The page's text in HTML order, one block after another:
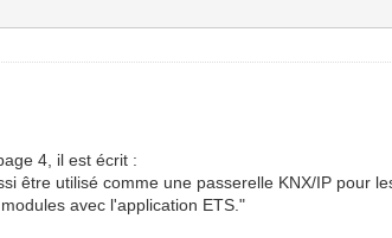
4, il est écrit :
être utilisé comme une passerelle KNX/IP pour
avec l'application ETS."